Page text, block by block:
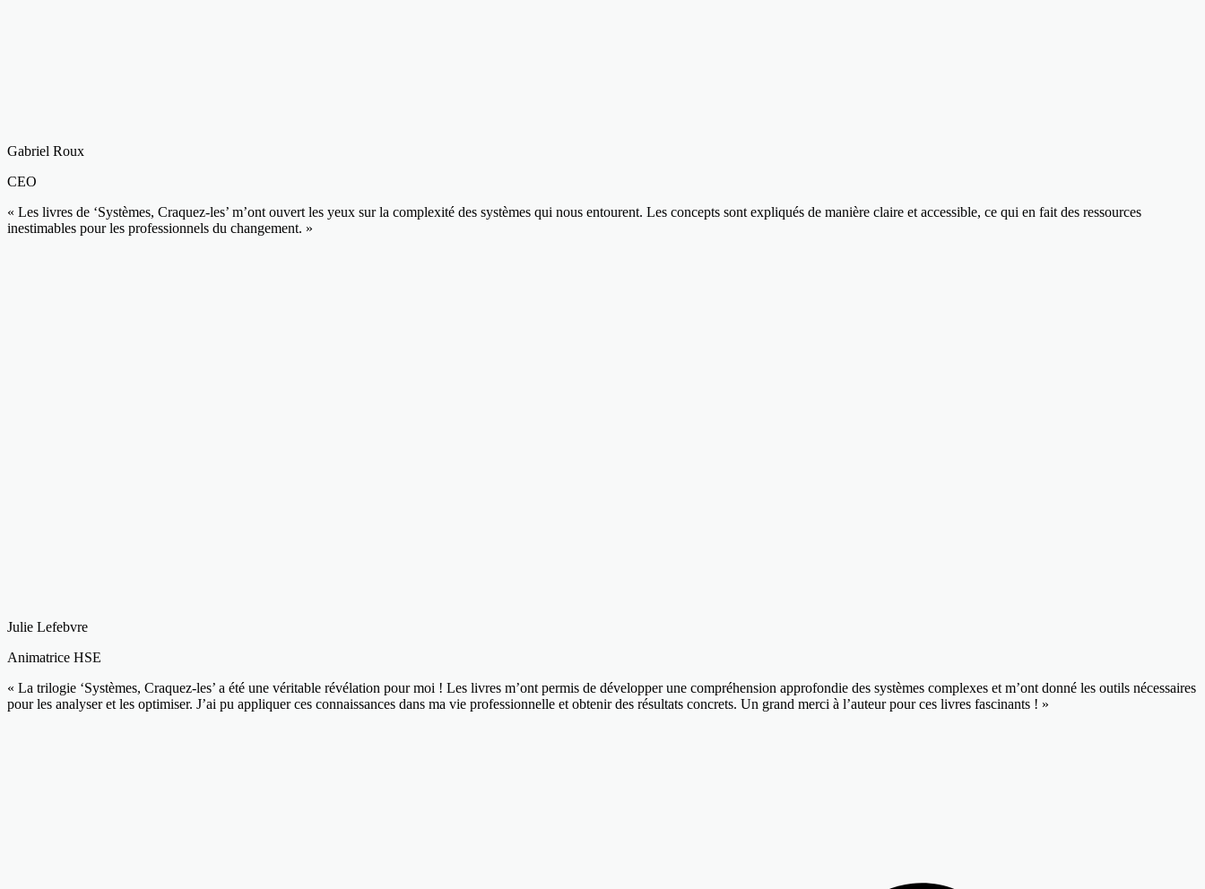
Gabriel Roux
CEO
« Les livres de ‘Systèmes, Craquez-les’ m’ont ouvert les yeux sur la complexité des systèmes qui nous entourent. Les concepts sont expliqués de manière claire et accessible, ce qui en fait des ressources
inestimables pour les professionnels du changement. »
Julie Lefebvre
Animatrice HSE
« La trilogie ‘Systèmes, Craquez-les’ a été une véritable révélation pour moi ! Les livres m’ont permis de développer une compréhension approfondie des systèmes complexes et m’ont donné les outils nécessaires
pour les analyser et les optimiser. J’ai pu appliquer ces connaissances dans ma vie professionnelle et obtenir des résultats concrets. Un grand merci à l’auteur pour ces livres fascinants ! »